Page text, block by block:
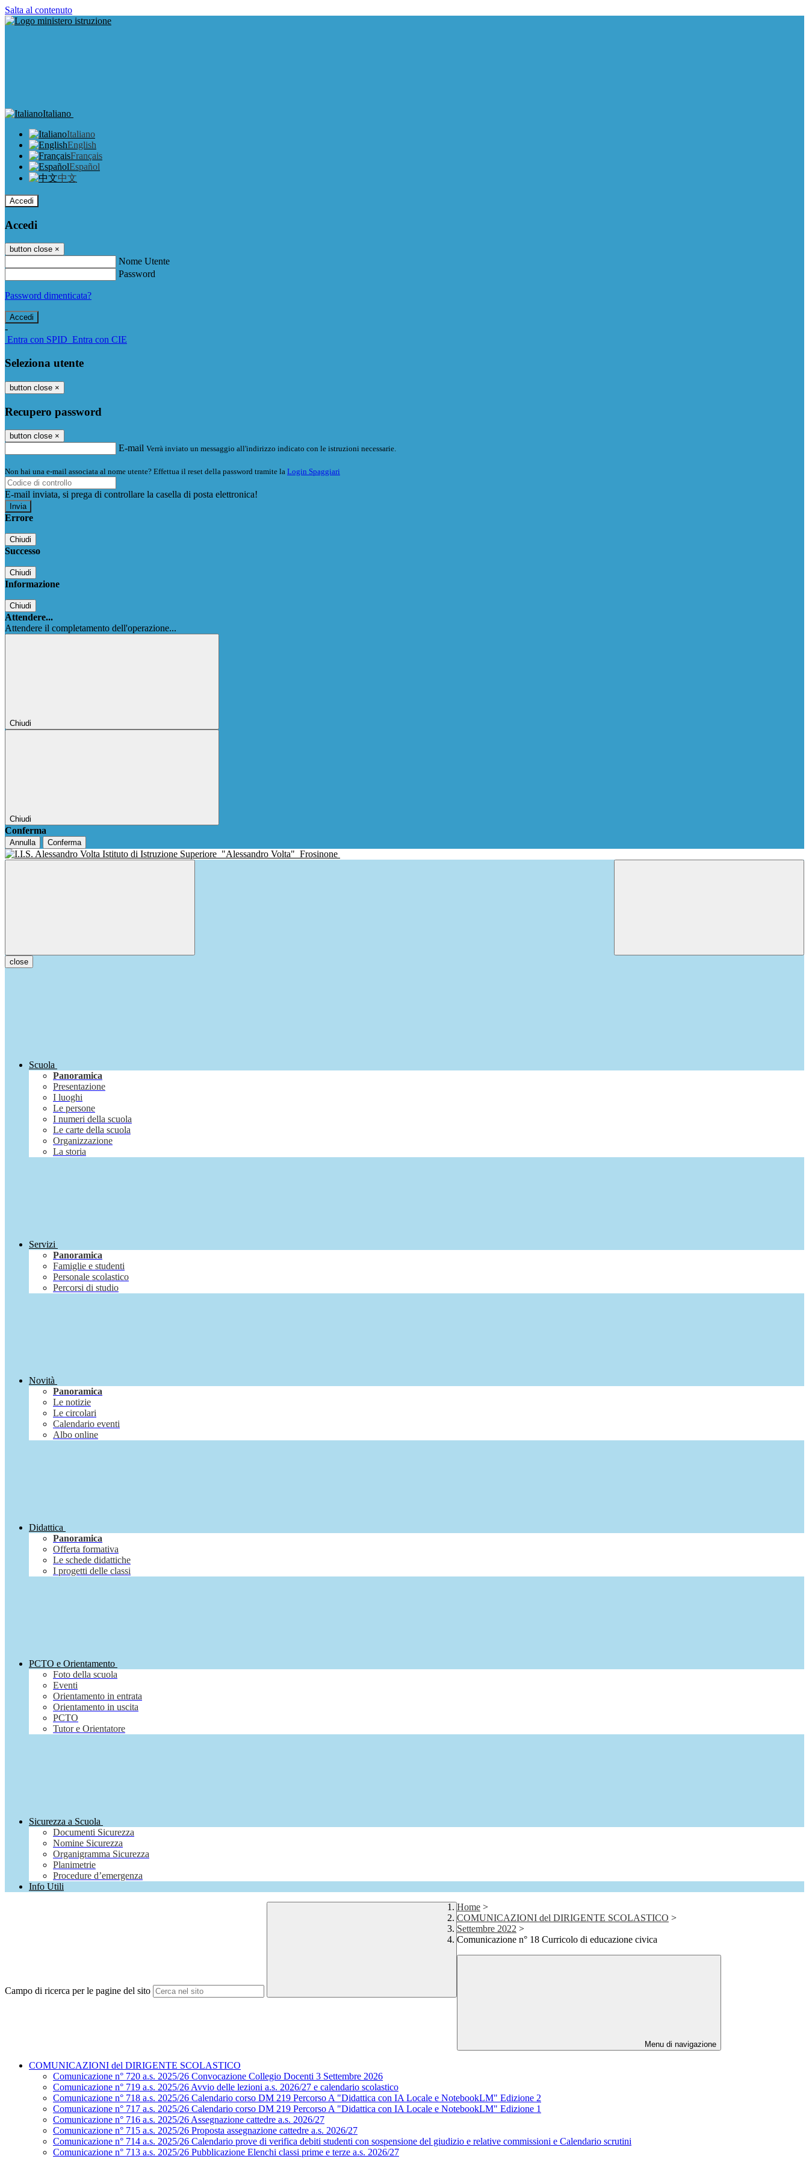
Salta al contenuto
Italiano
Italiano
English
Français
Español
中文
Accedi
Accedi
button close ×
Nome Utente
Password
Password dimenticata?
-
Entra con SPID Entra con CIE
Seleziona utente
button close ×
Recupero password
button close ×
E-mail Verrà inviato un messaggio all'indirizzo indicato con le istruzioni necessarie.
Non hai una e-mail associata al nome utente? Effettua il reset della password tramite la Login Spaggiari
E-mail inviata, si prega di controllare la casella di posta elettronica!
Errore
Chiudi
Successo
Chiudi
Informazione
Chiudi
Attendere...
Attendere il completamento dell'operazione...
Chiudi
Chiudi
Conferma
Annulla Conferma
Istituto di Istruzione Superiore "Alessandro Volta" Frosinone
close
Scuola
Panoramica
Presentazione
I luoghi
Le persone
I numeri della scuola
Le carte della scuola
Organizzazione
La storia
Servizi
Panoramica
Famiglie e studenti
Personale scolastico
Percorsi di studio
Novità
Panoramica
Le notizie
Le circolari
Calendario eventi
Albo online
Didattica
Panoramica
Offerta formativa
Le schede didattiche
I progetti delle classi
PCTO e Orientamento
Foto della scuola
Eventi
Orientamento in entrata
Orientamento in uscita
PCTO
Tutor e Orientatore
Sicurezza a Scuola
Documenti Sicurezza
Nomine Sicurezza
Organigramma Sicurezza
Planimetrie
Procedure d’emergenza
Info Utili
Campo di ricerca per le pagine del sito
Home >
COMUNICAZIONI del DIRIGENTE SCOLASTICO >
Settembre 2022 >
Comunicazione n° 18 Curricolo di educazione civica
Menu di navigazione
COMUNICAZIONI del DIRIGENTE SCOLASTICO
Comunicazione n° 720 a.s. 2025/26 Convocazione Collegio Docenti 3 Settembre 2026
Comunicazione n° 719 a.s. 2025/26 Avvio delle lezioni a.s. 2026/27 e calendario scolastico
Comunicazione n° 718 a.s. 2025/26 Calendario corso DM 219 Percorso A "Didattica con IA Locale e NotebookLM" Edizione 2
Comunicazione n° 717 a.s. 2025/26 Calendario corso DM 219 Percorso A "Didattica con IA Locale e NotebookLM" Edizione 1
Comunicazione n° 716 a.s. 2025/26 Assegnazione cattedre a.s. 2026/27
Comunicazione n° 715 a.s. 2025/26 Proposta assegnazione cattedre a.s. 2026/27
Comunicazione n° 714 a.s. 2025/26 Calendario prove di verifica debiti studenti con sospensione del giudizio e relative commissioni e Calendario scrutini
Comunicazione n° 713 a.s. 2025/26 Pubblicazione Elenchi classi prime e terze a.s. 2026/27